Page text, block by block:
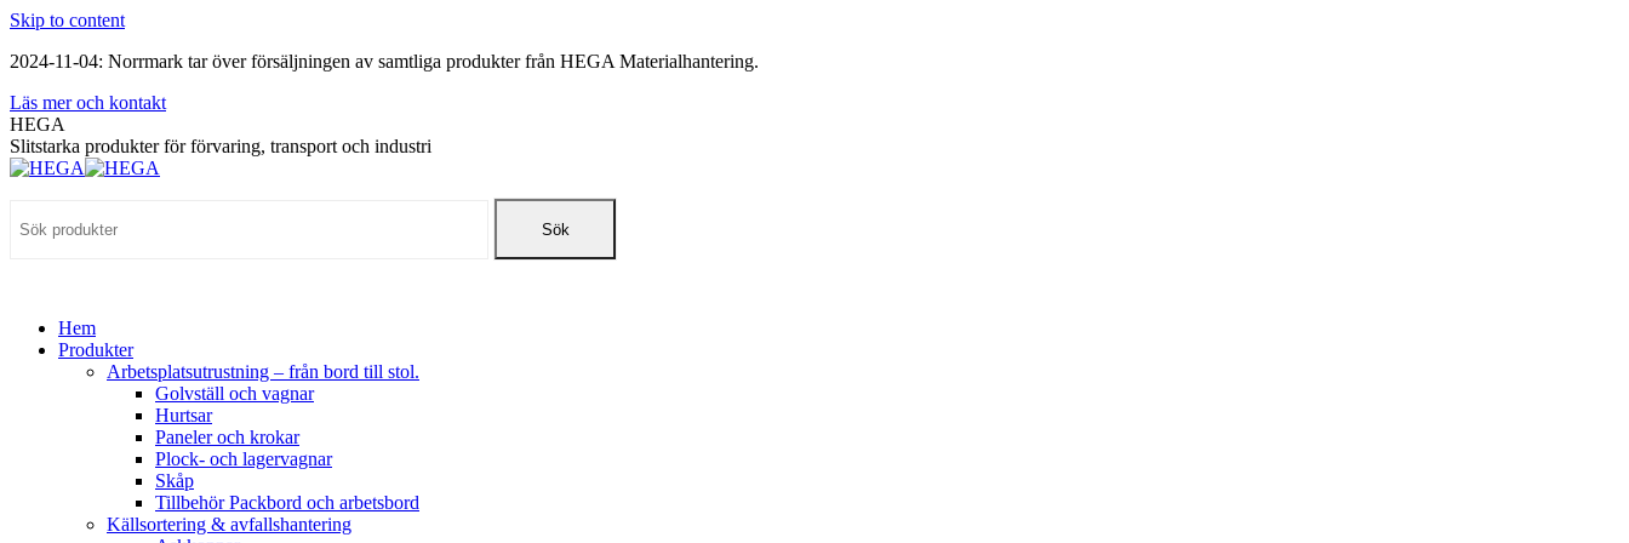
Skip to content
2024-11-04: Norrmark tar över försäljningen av samtliga produkter från HEGA Materialhantering.
Läs mer och kontakt
HEGA
Slitstarka produkter för förvaring, transport och industri
Hem
Produkter
Arbetsplatsutrustning – från bord till stol.
Golvställ och vagnar
Hurtsar
Paneler och krokar
Plock- och lagervagnar
Skåp
Tillbehör Packbord och arbetsbord
Källsortering & avfallshantering